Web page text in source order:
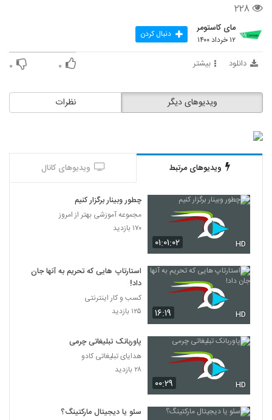
۲۲۸
مای کاستومر
۱۲ خرداد ۱۴۰۰ دنبال کردن
دانلود بیشتر ۰ ۰
نظرات ویدیوهای دیگر
ویدیوهای مرتبط ویدیوهای کانال
۰۱:۰۱:۰۲ HD
چطور وبینار برگزار کنیم
مجموعه آموزشی بهتر از امروز
۱۷۰ بازدید
۱۶:۱۹ HD
استارتاپ هایی که تحریم به آنها جان
داد!
کسب و کار اینترنتی
۱۲۵ بازدید
۰۰:۲۹ HD
پاوربانک تبلیغاتی چرمی
هدایای تبلیغاتی کادو
۲۸ بازدید
سئو یا دیجیتال مارکتینگ؟